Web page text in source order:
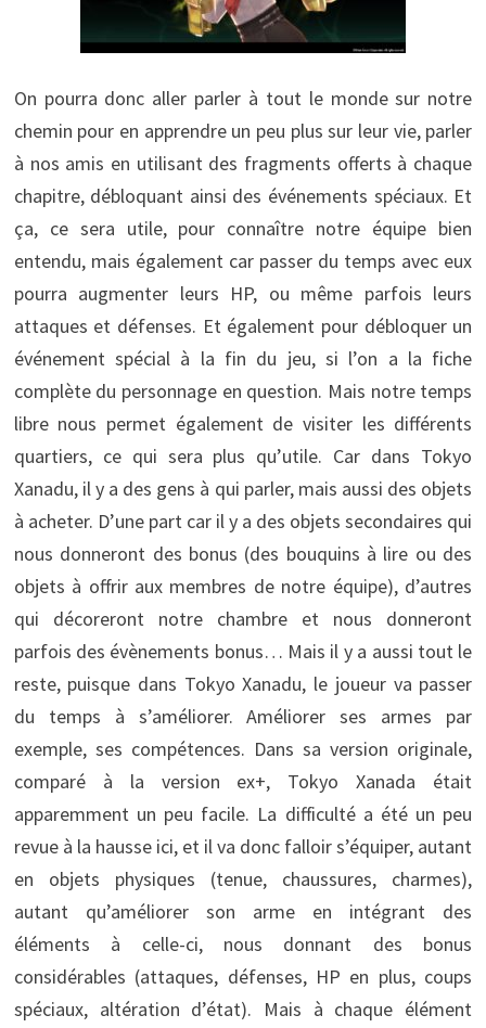
On pourra donc aller parler à tout le monde sur notre
chemin pour en apprendre un peu plus sur leur vie, parler
à nos amis en utilisant des fragments offerts à chaque
chapitre, débloquant ainsi des événements spéciaux. Et
ça, ce sera utile, pour connaître notre équipe bien
entendu, mais également car passer du temps avec eux
pourra augmenter leurs HP, ou même parfois leurs
attaques et défenses. Et également pour débloquer un
événement spécial à la fin du jeu, si l’on a la fiche
complète du personnage en question. Mais notre temps
libre nous permet également de visiter les différents
quartiers, ce qui sera plus qu’utile. Car dans Tokyo
Xanadu, il y a des gens à qui parler, mais aussi des objets
à acheter. D’une part car il y a des objets secondaires qui
nous donneront des bonus (des bouquins à lire ou des
objets à offrir aux membres de notre équipe), d’autres
qui décoreront notre chambre et nous donneront
parfois des évènements bonus… Mais il y a aussi tout le
reste, puisque dans Tokyo Xanadu, le joueur va passer
du temps à s’améliorer. Améliorer ses armes par
exemple, ses compétences. Dans sa version originale,
comparé à la version ex+, Tokyo Xanada était
apparemment un peu facile. La difficulté a été un peu
revue à la hausse ici, et il va donc falloir s’équiper, autant
en objets physiques (tenue, chaussures, charmes),
autant qu’améliorer son arme en intégrant des
éléments à celle-ci, nous donnant des bonus
considérables (attaques, défenses, HP en plus, coups
spéciaux, altération d’état). Mais à chaque élément